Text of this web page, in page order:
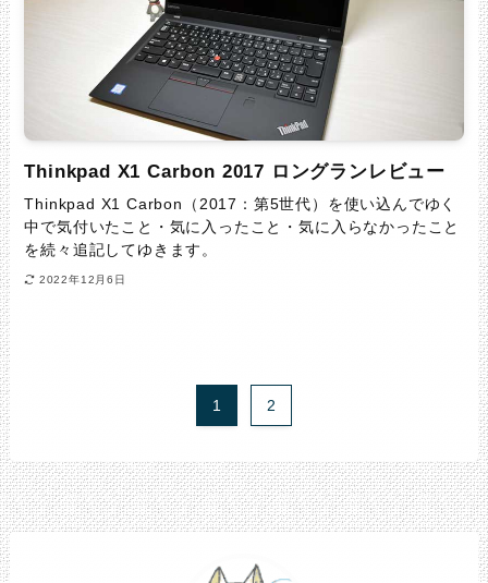
Thinkpad X1 Carbon 2017 ロングランレビュー
Thinkpad X1 Carbon（2017：第5世代）を使い込んでゆく
中で気付いたこと・気に入ったこと・気に入らなかったこと
を続々追記してゆきます。
2022年12月6日
1 2